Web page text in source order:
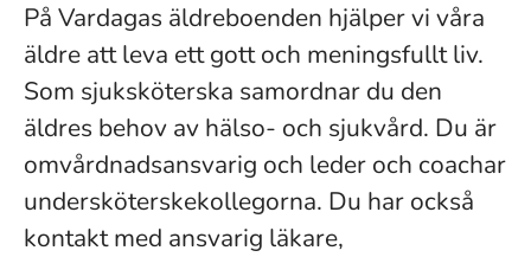
På Vardagas äldreboenden hjälper vi våra
äldre att leva ett gott och meningsfullt liv.
Som sjuksköterska samordnar du den
äldres behov av hälso- och sjukvård. Du är
omvårdnadsansvarig och leder och coachar
undersköterskekollegorna. Du har också
kontakt med ansvarig läkare,